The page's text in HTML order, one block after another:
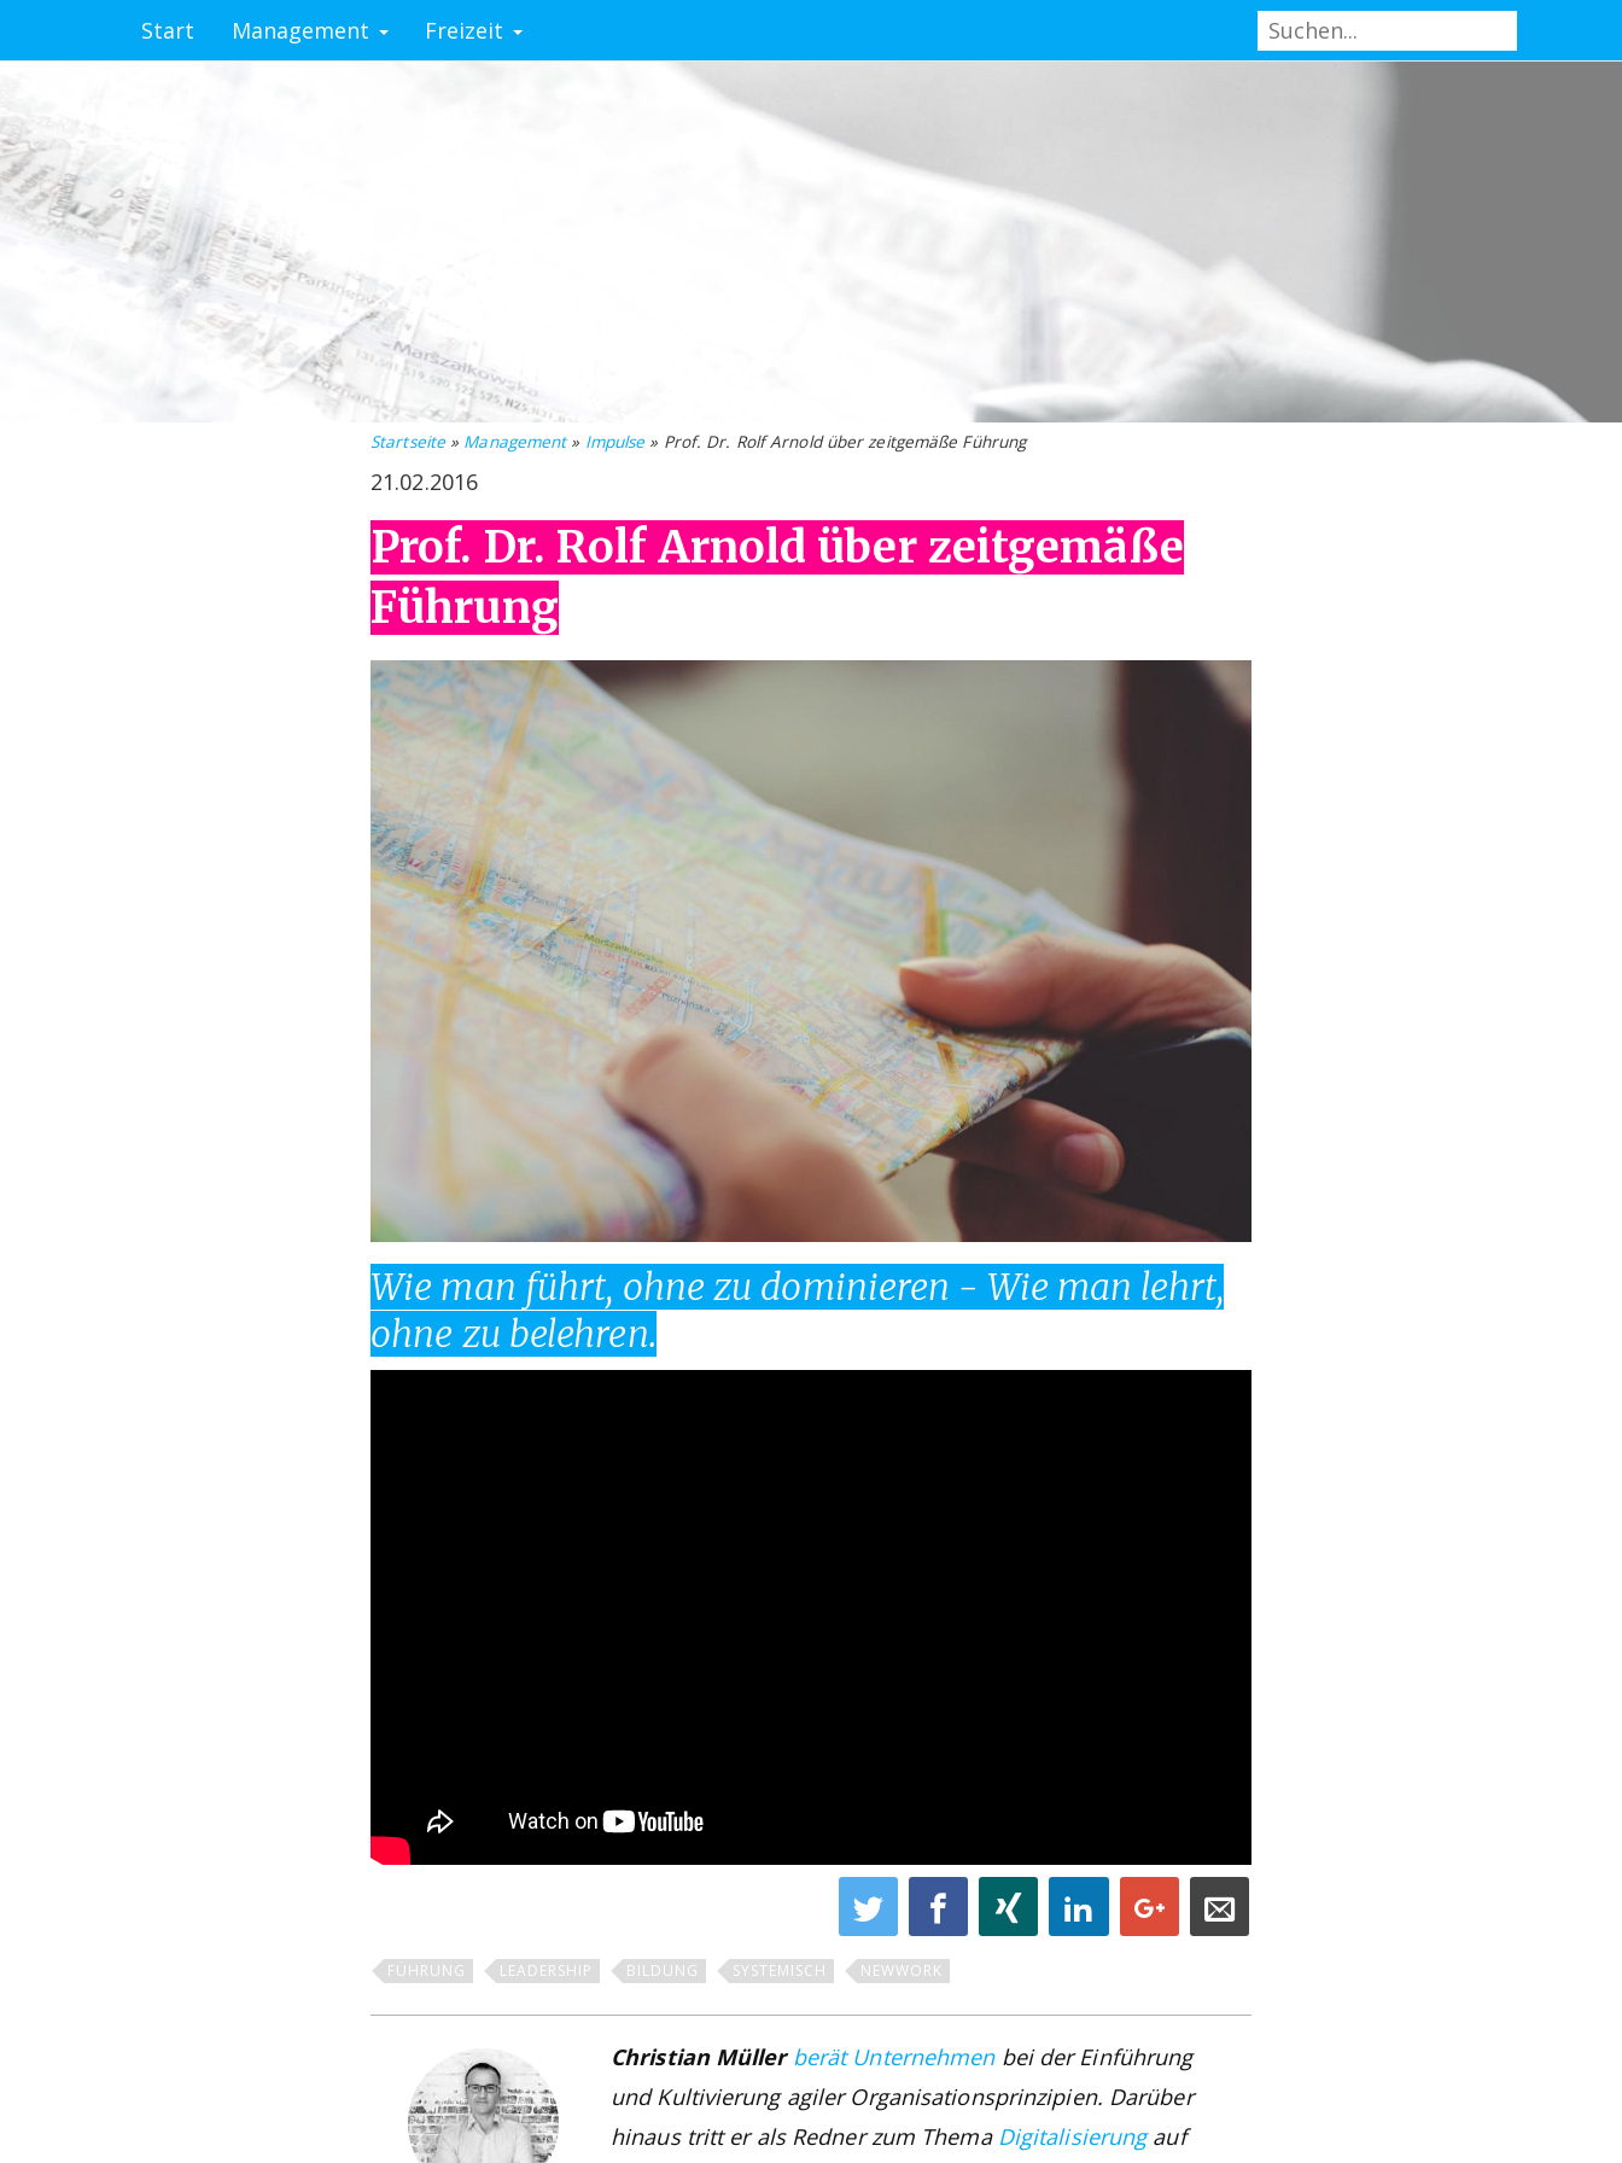
Start Management Freizeit
Startseite » Management» Impulse » Prof. Dr. Rolf Arnold über zeitgemäße Führung
21.02.2016
Prof. Dr. Rolf Arnold über zeitgemäße
Führung
Wie man führt, ohne zu dominieren - Wie man lehrt,
ohne zu belehren.
FÜHRUNG LEADERSHIP BILDUNG SYSTEMISCH NEWWORK
Christian Müller berät Unternehmenbei der Einführung
und Kultivierung agiler Organisationsprinzipien. Darüber
hinaus tritt er als Redner zum Thema Digitalisierungauf